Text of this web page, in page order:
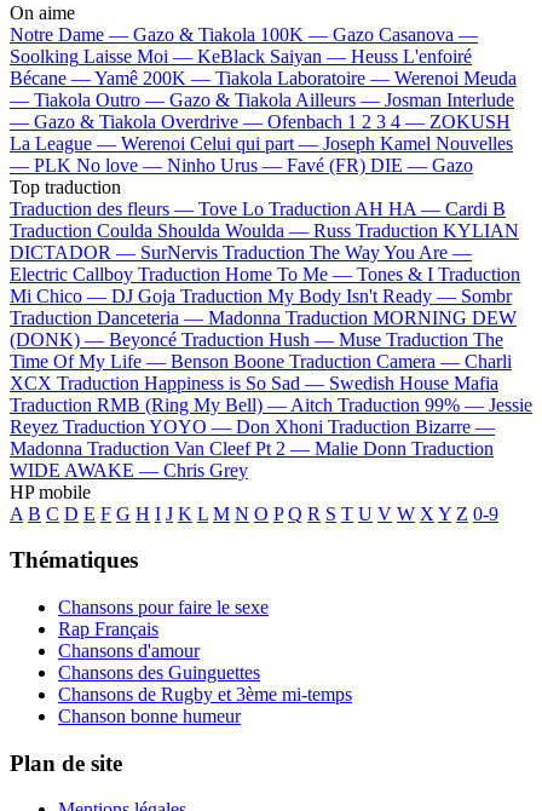
On aime
Notre Dame — Gazo & Tiakola 100K — Gazo Casanova —
Soolking Laisse Moi — KeBlack Saiyan — Heuss L'enfoiré
Bécane —Yamê 200K — Tiakola Laboratoire — Werenoi Meuda
— Tiakola Outro — Gazo & Tiakola Ailleurs — Josman Interlude
— Gazo & Tiakola Overdrive — Ofenbach 1 2 3 4 — ZOKUSH
La League — Werenoi Celui qui part — Joseph Kamel Nouvelles
— PLK No love — Ninho Urus — Favé (FR) DIE — Gazo
Top traduction
Traduction des fleurs — Tove Lo Traduction AH HA — Cardi B
Traduction Coulda Shoulda Woulda — Russ Traduction KYLIAN
DICTADOR — SurNervis Traduction The Way You Are —
Electric Callboy Traduction Home To Me — Tones & I Traduction
Mi Chico — DJ Goja Traduction My Body Isn't Ready — Sombr
Traduction Danceteria — Madonna Traduction MORNING DEW
(DONK) — Beyoncé Traduction Hush — Muse Traduction The
Time Of My Life — Benson Boone Traduction Camera — Charli
XCX Traduction Happiness is So Sad — Swedish House Mafia
Traduction RMB (Ring My Bell) — Aitch Traduction 99% — Jessie
Reyez Traduction YOYO — Don Xhoni Traduction Bizarre —
Madonna Traduction Van Cleef Pt 2 — Malie Donn Traduction
WIDE AWAKE — Chris Grey
HP mobile
A B C D E F G H I J K L M N O P Q R S T U V W X Y Z 0-9
Thématiques
Chansons pour faire le sexe
Rap Français
Chansons d'amour
Chansons des Guinguettes
Chansons de Rugby et 3ème mi-temps
Chanson bonne humeur
Plan de site